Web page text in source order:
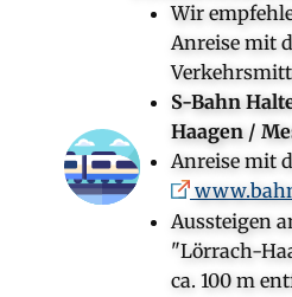
Wir
Anreise mit
S-Bahn
Haagen /
Anreise mit
Aussteigen
"Lörrach-
ca. 100 m